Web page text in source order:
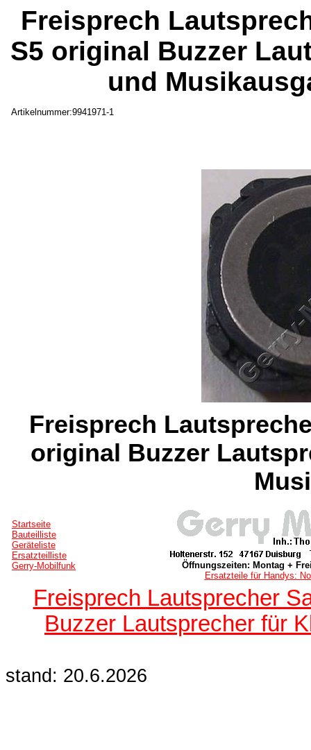
Freisprech
S5 original Buzzer
und
Artikelnummer:9941971-1
Freisprech
original Buzzer
Startseite
Bauteilliste
Geräteliste
Ersatzteilliste
Gerry-Mobilfunk
Öffnungszeiten: Montag +
Ersatzteile für Handys:
Freisprech Lautsprecher
Buzzer Lautsprecher für
stand: 20.6.2026